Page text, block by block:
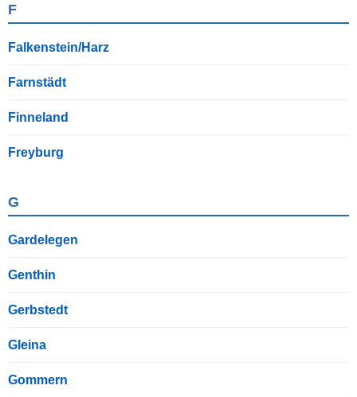
F
Falkenstein/Harz
Farnstädt
Finneland
Freyburg
G
Gardelegen
Genthin
Gerbstedt
Gleina
Gommern